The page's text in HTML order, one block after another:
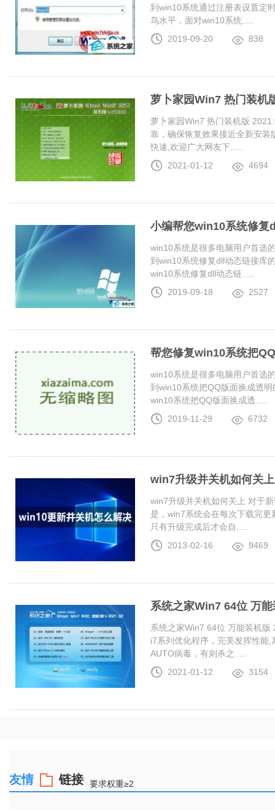
到win10系统通过注册表设置定
鸟水平，面对win10系统.....
2019-09-20
838
萝卜家园Win7 热门装机
萝卜家园Win7 热门装机版
靠，确保恢复效果接近全新安
快速,欢迎广大网友下.....
2021-01-12
4694
小编帮您win10系统修复
win10系统是很多电脑用户首选
到win10系统修复dll动态链接库
win10系统修复dll动态链.....
2019-09-18
2527
帮您修复win10系统把
win10系统是很多电脑用户首选
到win10系统把QQ版面换成透
win10系统把QQ版面换成透.....
2019-11-29
6732
win7升级并关机如何关上
win7升级并关机如何关上 对于
是，win7系统会在每次下载完
只有升级完成后才会自.....
2013-02-16
9469
系统之家Win7 64位 万
系统之家Win7 64位 万能装机
i7系列优化程序，完美发挥性能
AUTO病毒，有则杀之.....
2021-01-12
3154
友情 链接 要求权重≥2